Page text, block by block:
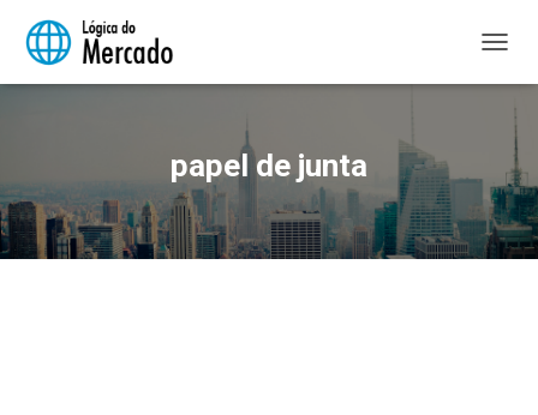
papel de junta